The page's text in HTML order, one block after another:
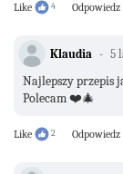
Like 4 Odpowiedz
Klaudia 5
Najlepszy przepis
Polecam ❤️🎄
Like 2 Odpowiedz